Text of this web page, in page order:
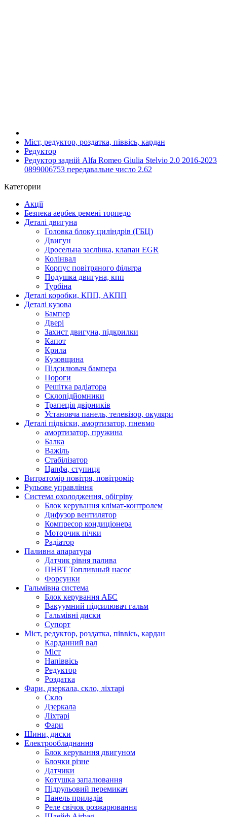
Міст, редуктор, роздатка, піввісь, кардан
Редуктор
Редуктор задній Alfa Romeo Giulia Stelvio 2.0 2016-2023
0899006753 передавальне число 2.62
Категории
Акції
Безпека аербек ремені торпедо
Деталі двигуна
Головка блоку циліндрів (ГБЦ)
Двигун
Дросельна заслінка, клапан EGR
Колінвал
Корпус повітряного фільтра
Подушка двигуна, кпп
Турбіна
Деталі коробки, КПП, АКПП
Деталі кузова
Бампер
Двері
Захист двигуна, підкрилки
Капот
Крила
Кузовщина
Підсилювач бампера
Пороги
Решітка радіатора
Склопідйомники
Трапеція двірників
Установча панель, телевізор, окуляри
Деталі підвіски, амортизатор, пневмо
амортизатор, пружина
Балка
Важіль
Стабілізатор
Цапфа, ступиця
Витратомір повітря, повітромір
Рульове управління
Система охолодження, обігріву
Блок керування клімат-контролем
Дифузор вентилятор
Компресор кондиціонера
Моторчик пічки
Радіатор
Паливна апаратура
Датчик рівня палива
ПНВТ Топливный насос
Форсунки
Гальмівна система
Блок керування АБС
Вакуумний підсилювач гальм
Гальмівні диски
Супорт
Міст, редуктор, роздатка, піввісь, кардан
Карданний вал
Міст
Напіввісь
Редуктор
Роздатка
Фари, дзеркала, скло, ліхтарі
Cкло
Дзеркала
Ліхтарі
Фари
Шини, диски
Електрообладнання
Блок керування двигуном
Блочки різне
Датчики
Котушка запалювання
Підрульовий перемикач
Панель приладів
Реле свічок розжарювання